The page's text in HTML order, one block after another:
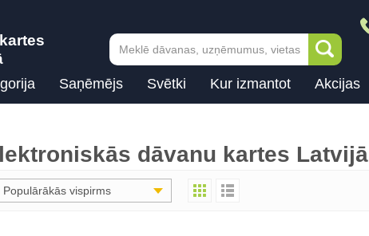
Saņēmējs Svētki Kur izmantot Akcijas
dāvanu kartes Latvijā
Populārākās vispirms